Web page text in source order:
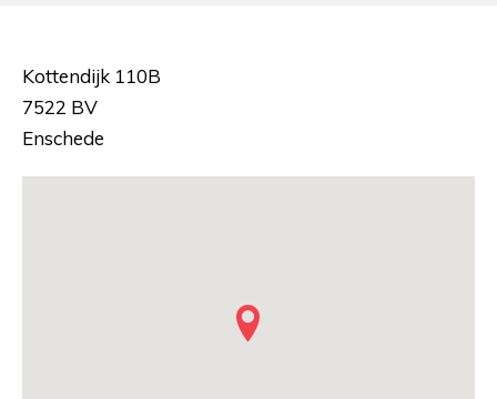
Kottendijk 110B
7522 BV
Enschede